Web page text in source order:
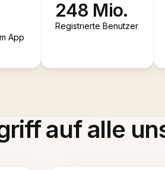
App
248 Mio.
Registrierte Benutzer
auf alle